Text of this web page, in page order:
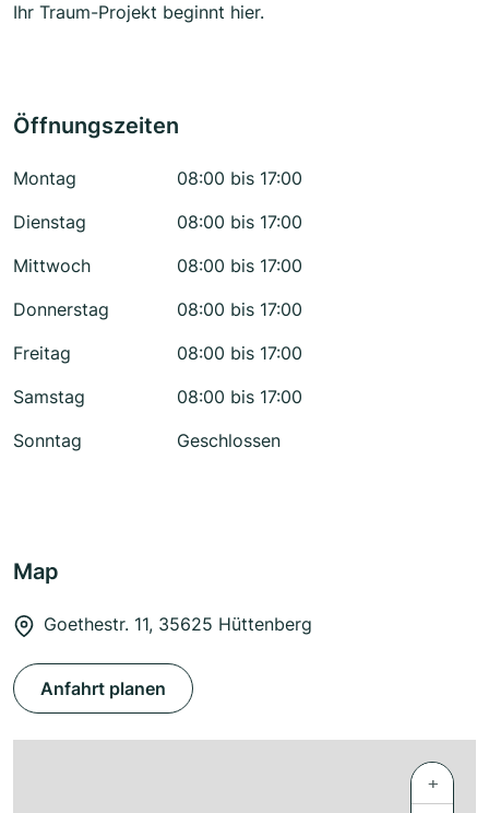
Ihr Traum-Projekt beginnt hier.
Öffnungszeiten
Montag
08:00 bis 17:00
Dienstag
08:00 bis 17:00
Mittwoch
08:00 bis 17:00
Donnerstag
08:00 bis 17:00
Freitag
08:00 bis 17:00
Samstag
08:00 bis 17:00
Sonntag
Geschlossen
Map
Goethestr. 11, 35625 Hüttenberg
Anfahrt planen
+